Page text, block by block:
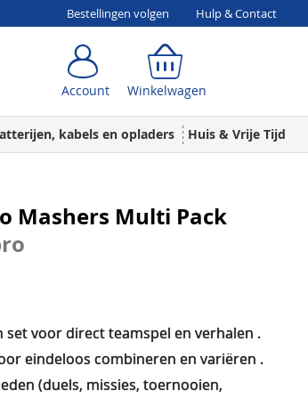
Bestellingen volgen Hulp & Contact
Account Winkelwagen
kabels en opladers Huis & Vrije Tijd
Mashers Multi Pack
set voor direct teamspel en verhalen .
eindeloos combineren en variëren .
(duels, missies, toernooien,
Account Winkelwagen